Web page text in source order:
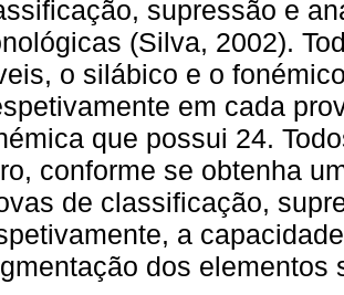
supressão e
(Silva, 2002).
o silábico e o
em cada
que possui 24.
conforme se obtenha
de classificação,
a
dos elementos